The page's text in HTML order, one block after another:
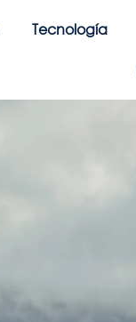
Tecnología